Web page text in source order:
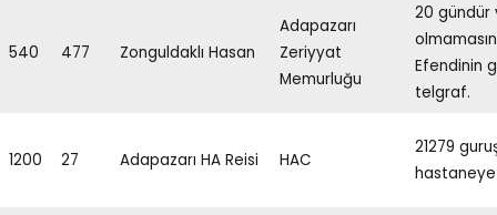
540 477 Zonguldaklı Hasan
Adapazarı
Zeriyyat
Memurluğu
20 gündür
Efendinin
telgraf.
1200 27 Adapazarı HA Reisi HAC
21279
hastaneye